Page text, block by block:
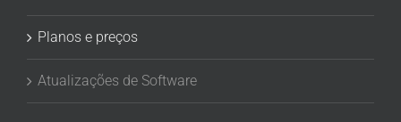
Planos e preços
Atualizações de Software